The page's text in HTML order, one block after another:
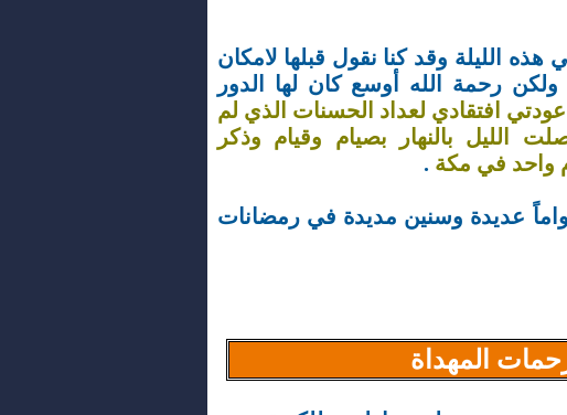
الليلة وقد كنا نقول قبلها لامكان
رحمة الله أوسع كان لها الدور
عودتي افتقادي لعداد الحسنات الذي لم
الليل بالنهار بصيام وقيام وذكر
واحد في مكة .
عديدة وسنين مديدة في رمضانات
المهداة